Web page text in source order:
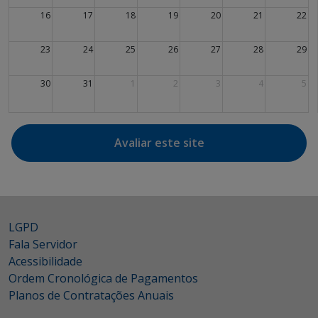
16 17 18 19 20 21 22
23 24 25 26 27 28 29
30 31 1 2 3 4 5
Avaliar este site
LGPD
Fala Servidor
Acessibilidade
Ordem Cronológica de Pagamentos
Planos de Contratações Anuais